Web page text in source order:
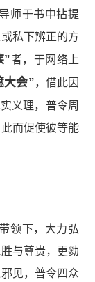
师于书中拈提
私下辨正的方
”者，于网络上
大会”，借此因
义理，普令周
而促使彼等能
领下，大力弘
与尊贵，更勠
见，普令四众